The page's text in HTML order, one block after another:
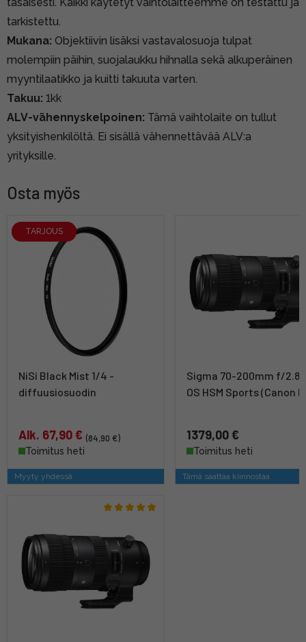
tarkistettu.
Mukana: Objektiivin lisäksi vastavalosuoja tulpat
molempiin päihin, suojalaukku hihnalla sekä alkuperäinen
myyntilaatikko ja kuitti takuuta varten.
Takuu: 1kk
ALV-vähennyskelpoinen: Tämä vaihtolaite on tullut
yksityishenkilöltä. Ei sisällä vähennettävää ALV:a
yrityksille.
Osta myös
TARJOUS
NiSi Black Mist 1/4 -
diffuusiosuodin
Alk. 67,90 € (84,90 €)
Toimitus heti
Myyty yhdessä
Sigma 70-200mm f/2.8
OS HSM Sports (Canon
1379,00 €
Toimitus heti
Tämä saattaa kiinnostaa